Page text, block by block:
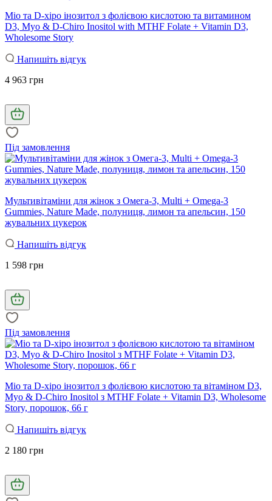
Міо та D-хіро інозитол з фолієвою кислотою та витамином
D3, Myo & D-Chiro Inositol with MTHF Folate + Vitamin D3,
Wholesome Story
Напишіть відгук
4 963 грн
Під замовлення
Мультивітаміни для жінок з Омега-3, Multi + Omega-3
Gummies, Nature Made, полуниця, лимон та апельсин, 150
жувальних цукерок
Напишіть відгук
1 598 грн
Під замовлення
Міо та D-хіро інозитол з фолієвою кислотою та вітаміном D3,
Myo & D-Chiro Inositol з MTHF Folate + Vitamin D3, Wholesome
Story, порошок, 66 г
Напишіть відгук
2 180 грн